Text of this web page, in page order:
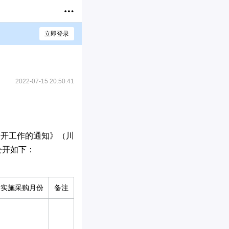
立即登录
2022-07-15 20:50:41
工作的通知》（川
如下：
施采购月份 备注